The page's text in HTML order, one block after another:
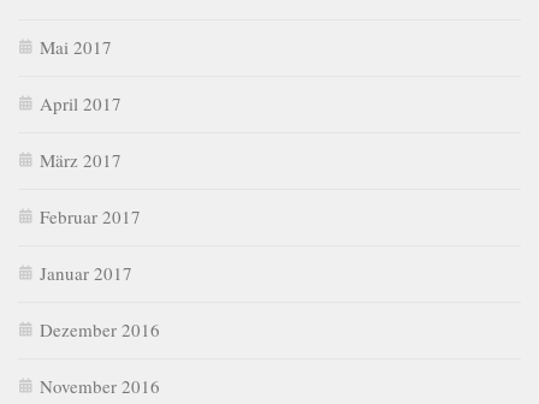
Mai 2017
April 2017
März 2017
Februar 2017
Januar 2017
Dezember 2016
November 2016